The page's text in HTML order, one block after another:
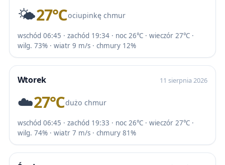
🌤️27℃ociupinkę chmur
wschód 06:45 · zachód 19:34 · noc 26℃ · wieczór 27℃ ·
wilg. 73% · wiatr 9 m/s · chmury 12%
Wtorek 11 sierpnia 2026
☁️27℃dużo chmur
wschód 06:45 · zachód 19:33 · noc 26℃ · wieczór 27℃ ·
wilg. 74% · wiatr 7 m/s · chmury 81%